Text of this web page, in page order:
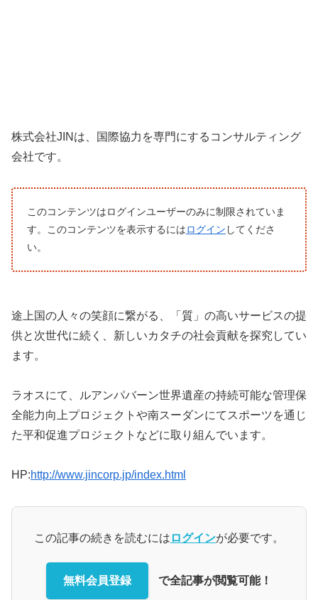
株式会社JINは、国際協力を専門にするコンサルティング
会社です。
このコンテンツはログインユーザーのみに制限されていま
す。このコンテンツを表示するにはログイン してくださ
い。
途上国の人々の笑顔に繋がる、「質」の高いサービスの提
供と次世代に続く、新しいカタチの社会貢献を探究してい
ます。
ラオスにて、ルアンパバーン世界遺産の持続可能な管理保
全能力向上プロジェクトや南スーダンにてスポーツを通じ
た平和促進プロジェクトなどに取り組んでいます。
HP:http://www.jincorp.jp/index.html
この記事の続きを読むには ログインが必要です。
無料会員登録 で全記事が閲覧可能！